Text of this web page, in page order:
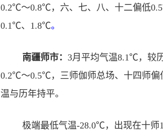
0.2℃～0.8℃，六、七、八、十二偏低
0.1℃、1.8℃。
南疆师市： 3月平均气温8.1℃，较
0.2℃～0.5℃，三师伽师总场、十四师
温与历年持平。
极端最低气温-28.0℃，出现在十师